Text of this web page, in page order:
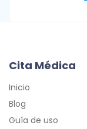
Cita Médica
Inicio
Blog
Guía de uso